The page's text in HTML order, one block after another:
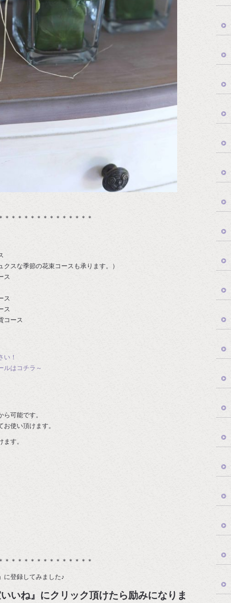
＊＊＊＊＊＊＊＊＊＊＊＊＊＊
スな季節の花束コースも承ります。）
ス
ス
ス
コース
！
ルはコチラ～
可能です。
使い頂けます。
す。
＊＊＊＊＊＊＊＊＊＊＊＊＊＊
に登録してみました♪
いね』にクリック頂けたら励みになりま